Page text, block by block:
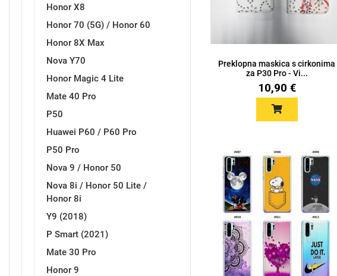
Honor X8
Honor 70 (5G) / Honor 60
Honor 8X Max
Nova Y70
Honor Magic 4 Lite
Mate 40 Pro
P50
Huawei P60 / P60 Pro
P50 Pro
Nova 9 / Honor 50
Nova 8i / Honor 50 Lite /
Honor 8i
Y9 (2018)
P Smart (2021)
Mate 30 Pro
Honor 9
Preklopna maskica s cirkonima
za P30 Pro - Vi...
10,90 €
Zodiac
Monogrami